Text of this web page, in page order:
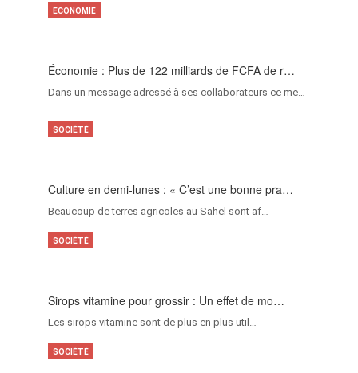
Économie : Plus de 122 milliards de FCFA de r…
Dans un message adressé à ses collaborateurs ce me…
ECONOMIE
Culture en demi-lunes : « C’est une bonne pra…
Beaucoup de terres agricoles au Sahel sont af…
SOCIÉTÉ
Sirops vitamine pour grossir : Un effet de mo…
Les sirops vitamine sont de plus en plus util…
SOCIÉTÉ
SOCIÉTÉ